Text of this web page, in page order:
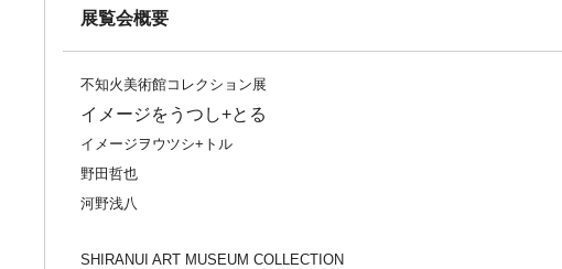
展覧会概要
不知火美術館コレクション展
イメージをうつし+とる
イメージヲウツシ+トル
野田哲也
河野浅八
SHIRANUI ART MUSEUM COLLECTION